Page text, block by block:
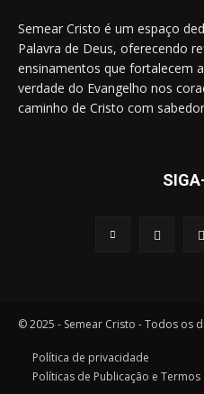
Semear Cristo é um espaço
Palavra de Deus, oferecendo
ensinamentos que fortalecem
verdade do Evangelho nos
caminho de Cristo com
© 2025 - Semear Cristo - Todos os
Política de privacidade
Políticas de Publicação e Termos